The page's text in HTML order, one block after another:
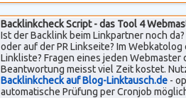
Backlinkcheck Script - das Tool 4
Ist der Backlink beim Linkpartner noch
oder auf der PR Linkseite? Im Webkatolog
Linkliste? Fragen eines jeden Webmaster
Beantwortung meisst viel Zeit kostet.
Backlinkcheck auf Blog-Linktausch.de-
automatische Prüfung per Cronjob